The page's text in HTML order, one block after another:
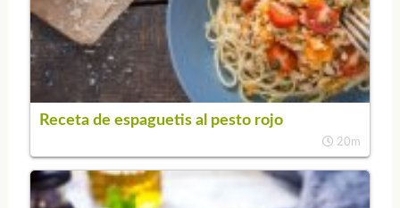
Receta de espaguetis al pesto rojo
20m